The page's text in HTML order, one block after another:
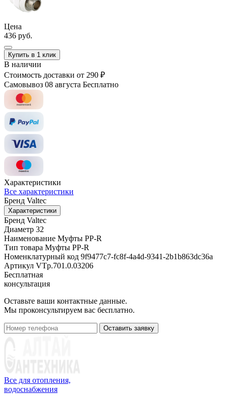
Цена
436 руб.
Купить в 1 клик
В наличии
Стоимость доставки от 290 ₽
Самовывоз 08 августа Бесплатно
Характеристики
Все характеристики
Бренд Valtec
Характеристики
Бренд Valtec
Диаметр 32
Наименование Муфты PP-R
Тип товара Муфты PP-R
Номенклатурный код 9f9477c7-fc8f-4a4d-9341-2b1b863dc36a
Артикул VTp.701.0.03206
Бесплатная
консультация
Оставьте ваши контактные данные.
Мы проконсультируем вас бесплатно.
Оставить заявку
Все для отопления,
водоснабжения